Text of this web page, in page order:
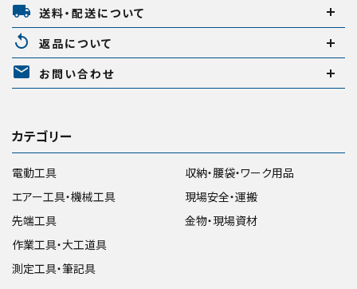
local_shipping 送料・配送について
replay 返品について
mail お問い合わせ
カテゴリー
電動工具
エアー工具・機械工具
先端工具
作業工具・大工道具
測定工具・筆記具
収納・腰袋・ワーク用品
現場安全・運搬
金物・現場資材